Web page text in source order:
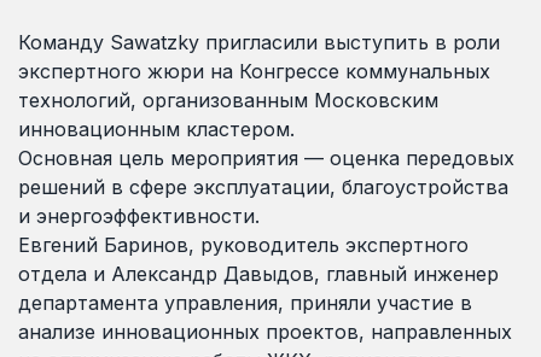
Команду Sawatzky пригласили выступить в роли
экспертного жюри на Конгрессе коммунальных
технологий, организованным Московским
инновационным кластером.
Основная цель мероприятия — оценка передовых
решений в сфере эксплуатации, благоустройства
и энергоэффективности.
Евгений Баринов, руководитель экспертного
отдела и Александр Давыдов, главный инженер
департамента управления, приняли участие в
анализе инновационных проектов, направленных